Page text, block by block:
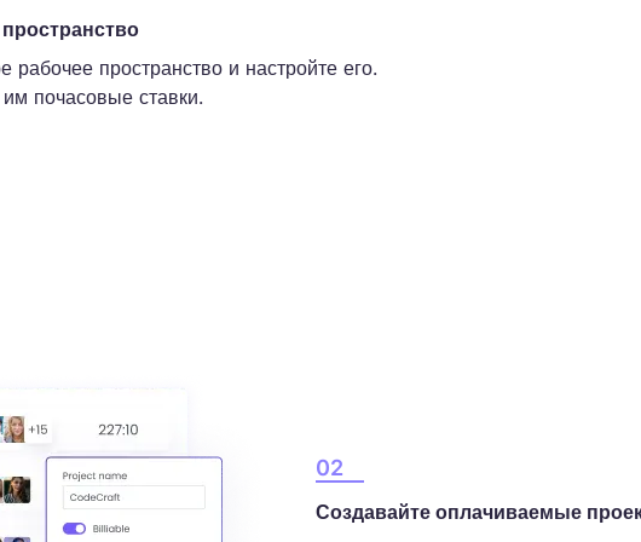
рабочее пространство и настройте его.
почасовые ставки.
02
Создавайте оплачиваемые